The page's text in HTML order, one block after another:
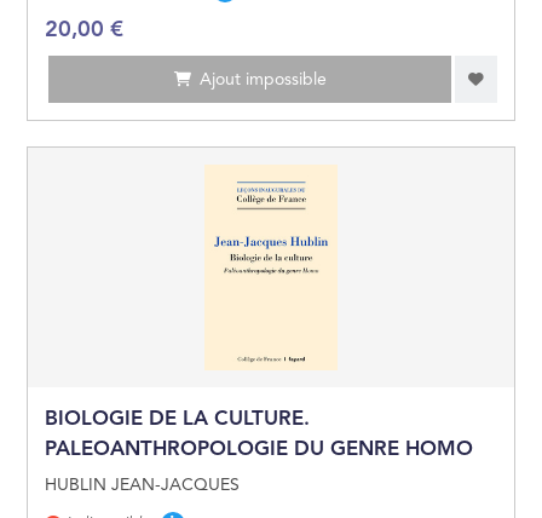
20,00 €
Ajout impossible
BIOLOGIE DE LA CULTURE.
PALEOANTHROPOLOGIE DU GENRE HOMO
HUBLIN JEAN-JACQUES